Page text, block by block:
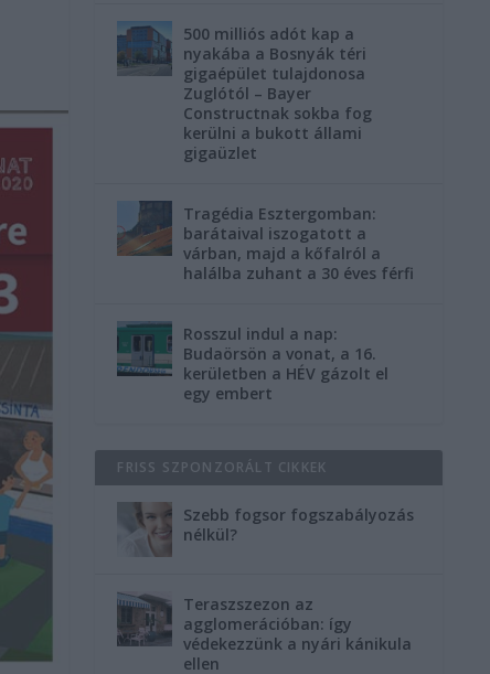
500 milliós adót kap a
nyakába a Bosnyák téri
gigaépület tulajdonosa
Zuglótól – Bayer
Constructnak sokba fog
kerülni a bukott állami
gigaüzlet
Tragédia Esztergomban:
barátaival iszogatott a
várban, majd a kőfalról a
halálba zuhant a 30 éves férfi
Rosszul indul a nap:
Budaörsön a vonat, a 16.
kerületben a HÉV gázolt el
egy embert
FRISS SZPONZORÁLT CIKKEK
Szebb fogsor fogszabályozás
nélkül?
Teraszszezon az
agglomerációban: így
védekezzünk a nyári kánikula
ellen